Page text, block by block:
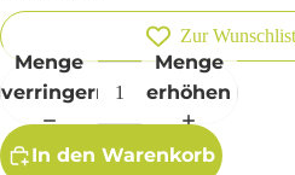
Zur
Menge
verringern
Menge
erhöhen
In den Warenkorb